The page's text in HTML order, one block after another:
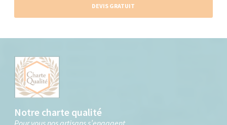
DEVIS GRATUIT
Notre charte qualité
Pour vous nos artisans s’engagent